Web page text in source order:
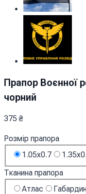
Прапор Воєнної
чорний
375 ₴
Розмір прапора
1.05x0.7
Тканина прапора
Атлас